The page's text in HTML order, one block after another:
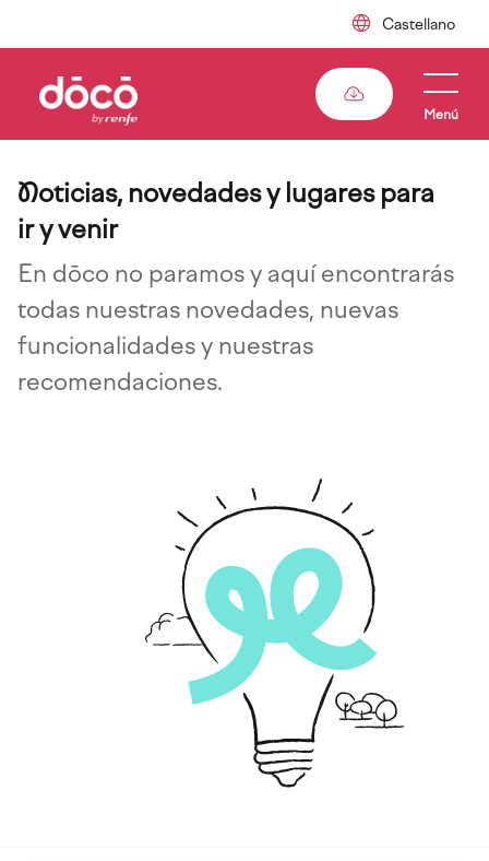
principal
Menú
Noticias, novedades y lugares para
ir y venir
En dōco no paramos y aquí encontrarás
todas nuestras novedades, nuevas
funcionalidades y nuestras
recomendaciones.